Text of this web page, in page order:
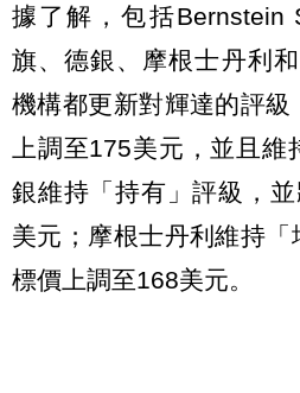
據了解，包括Bernstein
旗、德銀、摩根士丹利
機構都更新對輝達的評
上調至175美元，並且
銀維持「持有」評級，
美元；摩根士丹利維持「
標價上調至168美元。